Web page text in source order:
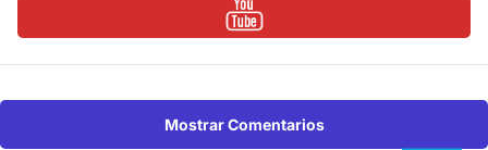
Mostrar Comentarios